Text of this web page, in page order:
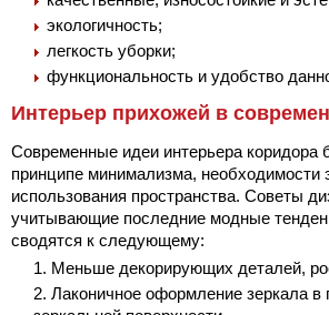
экологичность;
легкость уборки;
функциональность и удобство
Интерьер прихожей в
Современные идеи интерьера коридора
принципе минимализма, необходимости
использования пространства. Советы
учитывающие последние модные
сводятся к следующему:
Меньше декорирующих деталей,
Лаконичное оформление зеркала в